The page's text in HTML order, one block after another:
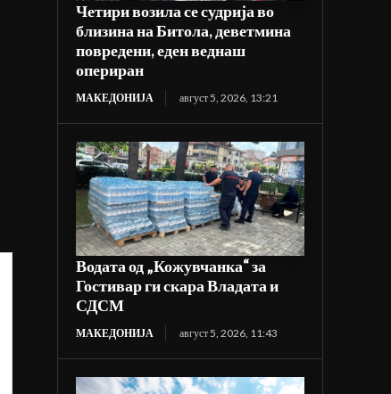
Четири возила се судрија во
близина на Битола, деветмина
повредени, еден веднаш
опериран
МАКЕДОНИЈА август 5, 2026, 13:21
Водата од „Кожувчанка“ за
Гостивар ги скара Владата и
СДСМ
МАКЕДОНИЈА август 5, 2026, 11:43